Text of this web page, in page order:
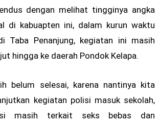
dengan melihat tingginya angka
di kabuapten ini, dalam kurun waktu
Taba Penanjung, kegiatan ini masih
hingga ke daerah Pondok Kelapa.
belum selesai, karena nantinya kita
kegiatan polisi masuk sekolah,
masih terkait seks bebas dan